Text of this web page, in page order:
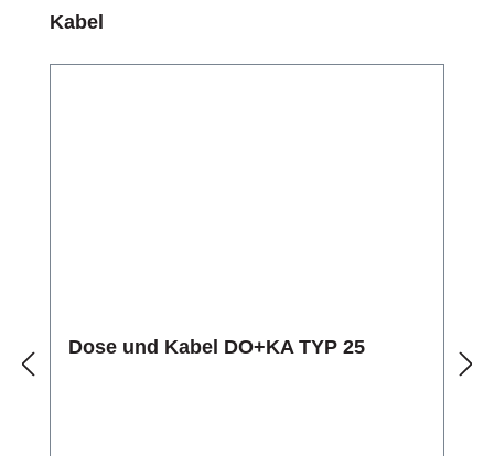
Produktgalerie überspringen
Kabel
Dose und Kabel DO+KA TYP 25